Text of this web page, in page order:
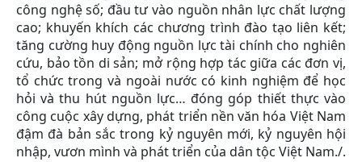
công nghệ số; đầu tư vào nguồn nhân lực chất lượng
cao; khuyến khích các chương trình đào tạo liên kết;
tăng cường huy động nguồn lực tài chính cho nghiên
cứu, bảo tồn di sản; mở rộng hợp tác giữa các đơn vị,
tổ chức trong và ngoài nước có kinh nghiệm để học
hỏi và thu hút nguồn lực… đóng góp thiết thực vào
công cuộc xây dựng, phát triển nền văn hóa Việt Nam
đậm đà bản sắc trong kỷ nguyên mới, kỷ nguyên hội
nhập, vươn mình và phát triển của dân tộc Việt Nam./.